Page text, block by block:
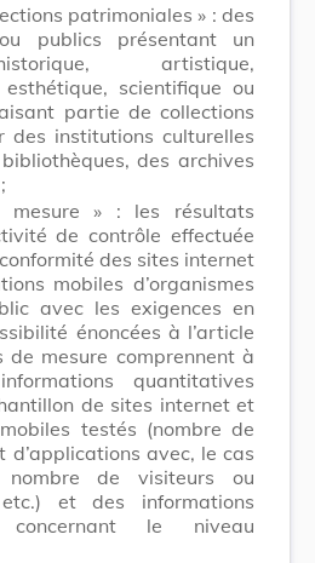
patrimoniales » : des
publics présentant un
artistique,
esthétique, scientifique ou
partie de collections
des institutions culturelles
des archives
mesure » : les résultats
de contrôle effectuée
des sites internet
mobiles d’organismes
avec les exigences en
énoncées à l’article
de mesure comprennent à
quantitatives
de sites internet et
testés (nombre de
d’applications avec, le cas
nombre de visiteurs ou
etc.) et des informations
concernant le niveau